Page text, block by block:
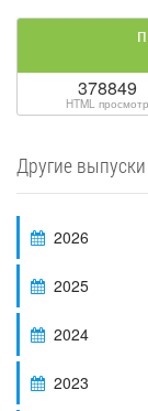
378849
HTML просмотр
Другие выпуски
2026
2025
2024
2023